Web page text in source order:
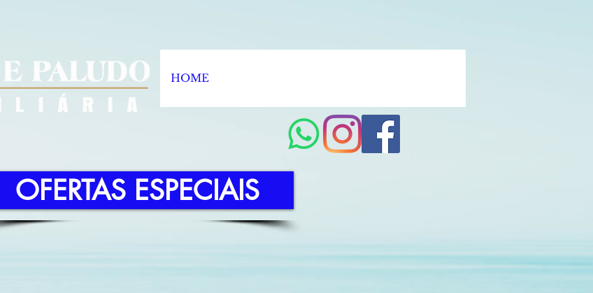
HOME
OFERTAS ESPECIAIS